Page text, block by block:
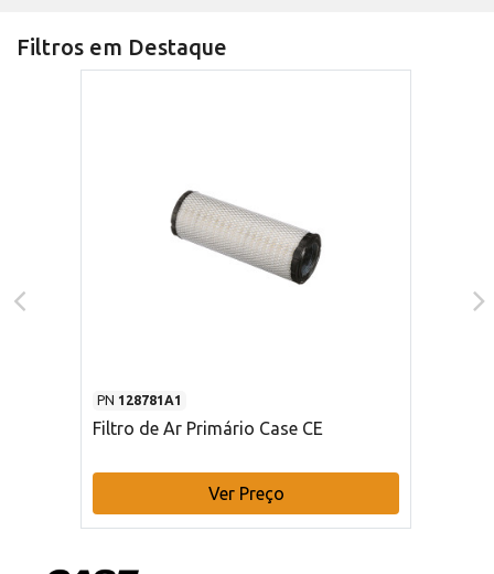
Filtros em Destaque
PN 128781A1
Filtro de Ar Primário Case CE
Ver Preço